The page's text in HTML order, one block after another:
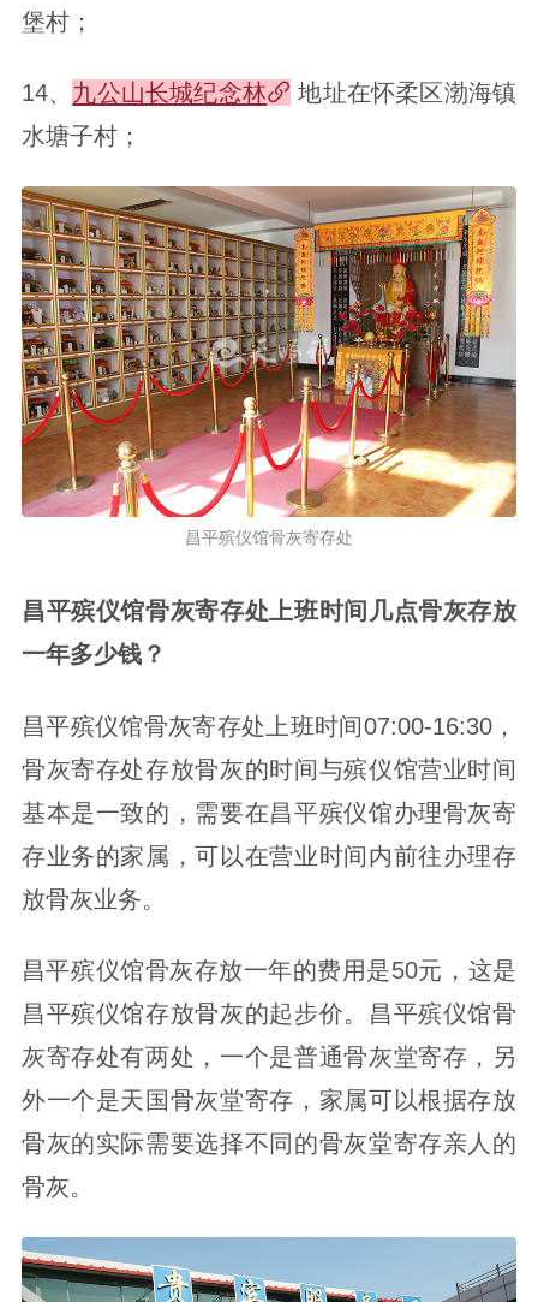
堡村；
14、 九公山长城纪念林
地址在怀柔区渤海镇
水塘子村；
昌平殡仪馆骨灰寄存处
昌平殡仪馆骨灰寄存处上班时间几点骨灰存放
一年多少钱？
昌平殡仪馆骨灰寄存处上班时间07:00-16:30，
骨灰寄存处存放骨灰的时间与殡仪馆营业时间
基本是一致的，需要在昌平殡仪馆办理骨灰寄
存业务的家属，可以在营业时间内前往办理存
放骨灰业务。
昌平殡仪馆骨灰存放一年的费用是50元，这是
昌平殡仪馆存放骨灰的起步价。昌平殡仪馆骨
灰寄存处有两处，一个是普通骨灰堂寄存，另
外一个是天国骨灰堂寄存，家属可以根据存放
骨灰的实际需要选择不同的骨灰堂寄存亲人的
骨灰。